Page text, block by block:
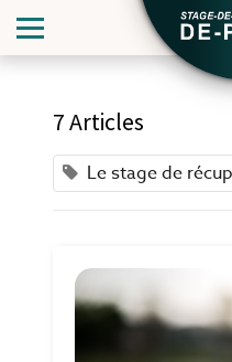
7 Articles
Le stage de